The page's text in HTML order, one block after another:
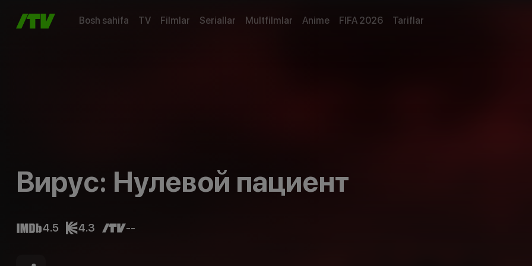
Bosh sahifa TV Filmlar Seriallar Multfilmlar Anime FIFA 2026 Tariflar
Вирус: Нулевой пациент
4.5 4.3 --